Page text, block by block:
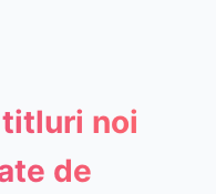
titluri noi
de